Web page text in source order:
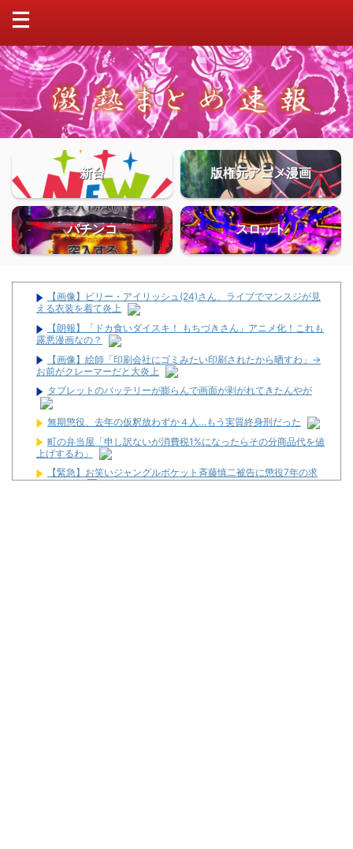
新台 版権元アニメ漫画
パチンコ スロット
【画像】ビリー・アイリッシュ(24)さん、ライブでマンスジが見
える衣装を着て炎上
【朗報】「ドカ食いダイスキ！ もちづきさん」アニメ化！これも
露悪漫画なの？
【画像】絵師「印刷会社にゴミみたい印刷されたから晒すわ」→
お前がクレーマーだと大炎上
タブレットのバッテリーが膨らんで画面が剥がれてきたんやが
無期懲役、去年の仮釈放わずか４人…もう実質終身刑だった
町の弁当屋「申し訳ないが消費税1%になったらその分商品代を値
上げするわ」
【緊急】お笑いジャングルポケット斉藤慎二被告に懲役7年の求
刑←これ…